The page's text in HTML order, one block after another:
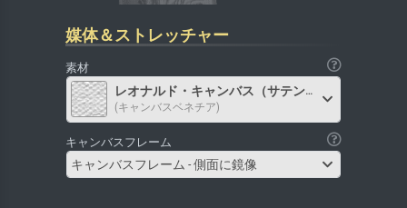
媒体＆ストレッチャー
素材
レオナルド・キャンバス（サテン）
(キャンバスベネチア)
キャンバスフレーム
キャンバスフレーム - 側面に鏡像